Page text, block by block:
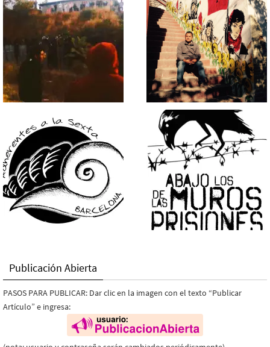
Publicación Abierta
PASOS PARA PUBLICAR: Dar clic en la imagen con el texto “Publicar
Artículo” e ingresa: